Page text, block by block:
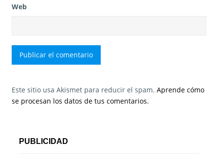
Web
Este sitio usa Akismet para reducir el spam. Aprende cómo
se procesan los datos de tus comentarios.
PUBLICIDAD